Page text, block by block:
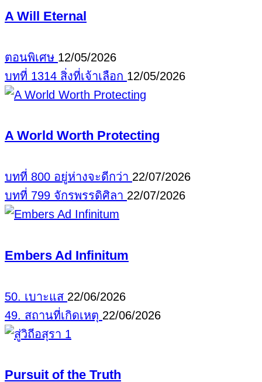
A Will Eternal
ตอนพิเศษ 12/05/2026
บทที่ 1314 สิ่งที่เจ้าเลือก 12/05/2026
A World Worth Protecting
บทที่ 800 อยู่ห่างจะดีกว่า 22/07/2026
บทที่ 799 จักรพรรดิศิลา 22/07/2026
Embers Ad Infinitum
50. เบาะแส 22/06/2026
49. สถานที่เกิดเหตุ 22/06/2026
Pursuit of the Truth